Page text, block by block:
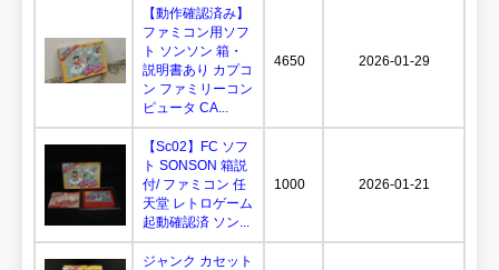
【動作確認済み】
ファミコン用ソフ
ト ソンソン 箱・
説明書あり カプコ
ン ファミリーコン
ピュータ CA...
4650 2026-01-29
【Sc02】FC ソフ
ト SONSON 箱説
付/ ファミコン 任
天堂 レトロゲーム
起動確認済 ソン...
1000 2026-01-21
ジャンク カセット